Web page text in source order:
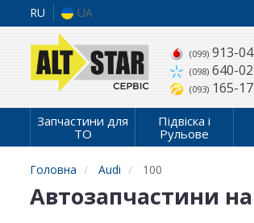
RU UA
(099)913-
(098)640-
(093)165-
Запчастини для
ТО
Підвіска і
Рульове
Головна Audi 100
Автозапчастини